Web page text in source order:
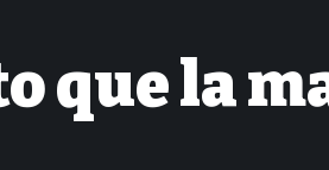
que la